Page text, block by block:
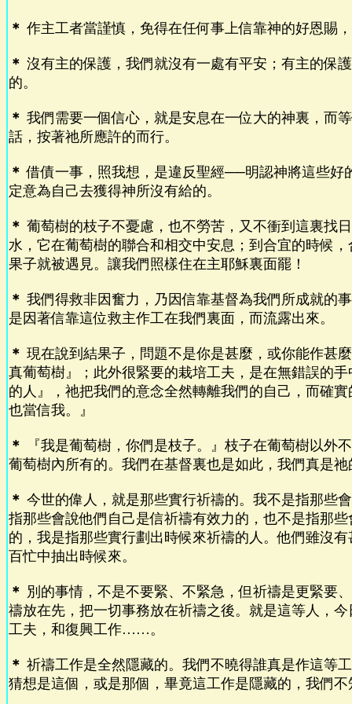
＊ 作主工者當謹慎，免得在任何事上信靠神的好恩賜
＊ 沒有主的保護，我們就沒有一處有平安；有主的保
的。
＊ 我們需要一個信心，就是安息在一位大的神裏，而
話，按著祂所應許的而行。
＊ 借債一事，照我想，是違反聖經──明認神將這些好
定意為自己去獲得神所沒有給的。
＊ 葡萄樹的枝子不憂慮，也不勞苦，又不衝到這裏找
水，它在葡萄樹的聯合和相交中安息；到合宜的時候
果子就被遇見。讓我們照樣住在主耶穌裏面罷！
＊ 我們得救非因奮力，乃因信靠基督為我們所成就的
是因著信靠這位救主作工在我們裏面，而流露出來。
＊ 現在說到結果子，問題不是你是甚麼，或你能作甚
真葡萄樹』；此外很緊要的栽培工夫，是在無錯誤的
的人』，祂把我們的意念全然轉離我們的自己，而確
也當信我。』
＊
『我是葡萄樹，你們是枝子。』枝子在葡萄樹以外
葡萄樹內所有的。我們在基督裏也是如此，我們真是
＊ 今世的偉人，就是那些實行祈禱的。我不是指那些
指那些會說他們自己是信祈禱有效力的，也不是指那
的，我是指那些實行劃出時候來祈禱的人。他們雖沒
百忙中抽出時候來。
＊ 別的事情，不是不要緊、不緊急，但祈禱是更緊要
禱放在先，把一切事務放在祈禱之後。就是這等人，
工夫，和復興工作……。
＊ 祈禱工作是全然隱藏的。我們不曉得誰真是作這等
猜想是這個，或是那個，畢竟這工作是隱藏的，我們